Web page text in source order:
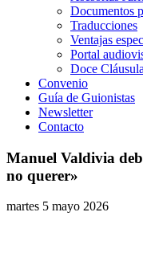
Documentos
Traducciones
Ventajas
Portal
Doce
Convenio
Guía de Guionistas
Newsletter
Contacto
Manuel Valdivia
no querer»
martes 5 mayo 2026